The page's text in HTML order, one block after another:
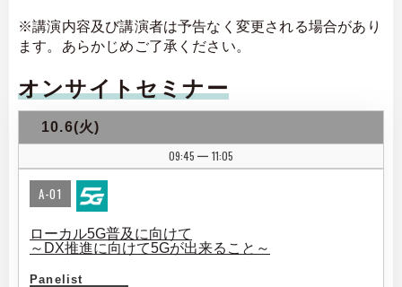
※講演内容及び講演者は予告なく変更される場合があり
ます。あらかじめご了承ください。
オンサイトセミナー
10.6(火)
09:45
| 11:05
A-01
ローカル5G普及に向けて
～DX推進に向けて5Gが出来ること～
Panelist